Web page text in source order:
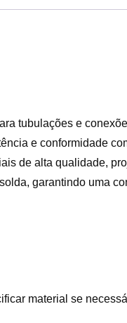
tubulações e
e conformidade
de alta qualidade,
garantindo uma
material se